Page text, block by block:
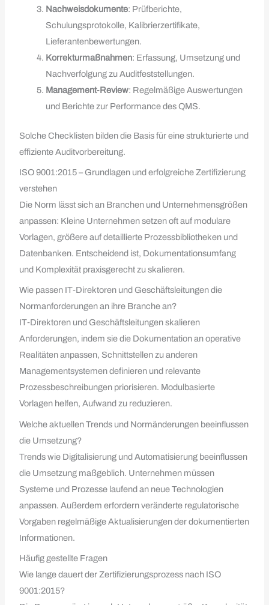
Nachweisdokumente: Prüfberichte,
Schulungsprotokolle, Kalibrierzertifikate,
Lieferantenbewertungen.
Korrekturmaßnahmen: Erfassung, Umsetzung und
Nachverfolgung zu Auditfeststellungen.
Management‑Review: Regelmäßige Auswertungen
und Berichte zur Performance des QMS.
Solche Checklisten bilden die Basis für eine strukturierte und
effiziente Auditvorbereitung.
ISO 9001:2015 – Grundlagen und erfolgreiche Zertifizierung
verstehen
Die Norm lässt sich an Branchen und Unternehmensgrößen
anpassen: Kleine Unternehmen setzen oft auf modulare
Vorlagen, größere auf detaillierte Prozessbibliotheken und
Datenbanken. Entscheidend ist, Dokumentationsumfang
und Komplexität praxisgerecht zu skalieren.
Wie passen IT‑Direktoren und Geschäftsleitungen die
Normanforderungen an ihre Branche an?
IT‑Direktoren und Geschäftsleitungen skalieren
Anforderungen, indem sie die Dokumentation an operative
Realitäten anpassen, Schnittstellen zu anderen
Managementsystemen definieren und relevante
Prozessbeschreibungen priorisieren. Modulbasierte
Vorlagen helfen, Aufwand zu reduzieren.
Welche aktuellen Trends und Normänderungen beeinflussen
die Umsetzung?
Trends wie Digitalisierung und Automatisierung beeinflussen
die Umsetzung maßgeblich. Unternehmen müssen
Systeme und Prozesse laufend an neue Technologien
anpassen. Außerdem erfordern veränderte regulatorische
Vorgaben regelmäßige Aktualisierungen der dokumentierten
Informationen.
Häufig gestellte Fragen
Wie lange dauert der Zertifizierungsprozess nach ISO
9001:2015?